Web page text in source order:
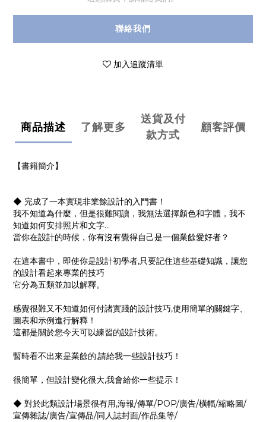
聯絡我們
加入追蹤清單
商品描述 了解更多
送貨及付
款方式
顧客評價
【書籍簡介】
◆ 完成了一本實現非業餘設計的入門書！
我不知道為什麼，但是很難閱讀，我無法選擇顏色和字體，我不
知道如何安排照片和文字...
當你在設計的時候，你有沒有覺得自己是一個業餘愛好者？
在這本書中，即使你是設計初學者,只要記住這些基礎知識，讓您
的設計看起來專業的技巧
它分為五類並加以解釋。
感覺很難又不知道如何付諸實踐的設計技巧,使用簡單的關鍵字、
圖表和示例進行解釋！
這都是關於您今天可以練習的設計技術。
暫時看不出來是業餘的,請給我一些設計技巧！
很簡單，但設計變化很大,我會給你一些提示！
◆ 對於此類設計場景很有用,海報/傳單/POP/廣告/橫幅/縮略圖/
宣傳雜誌/廣告/宣傳品/同人誌封面/作品集等/